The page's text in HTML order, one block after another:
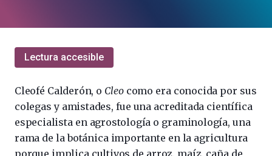
Lectura accesible
Cleofé Calderón, o Cleocomo era conocida por sus
colegas y amistades, fue una acreditada científica
especialista en agrostología o graminología, una
rama de la botánica importante en la agricultura
porque implica cultivos de arroz, maíz, caña de